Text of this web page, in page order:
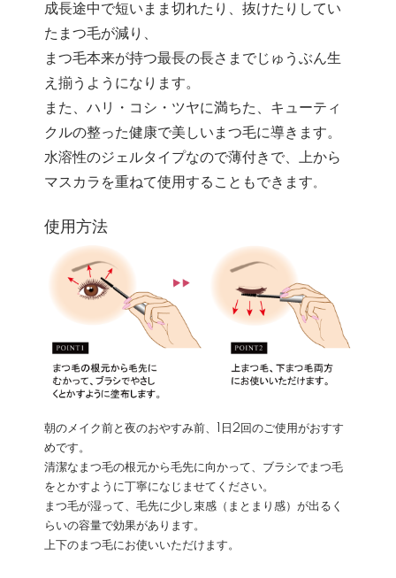
成長途中で短いまま切れたり、抜けたりしてい
たまつ毛が減り、
まつ毛本来が持つ最長の長さまでじゅうぶん生
え揃うようになります。
また、ハリ・コシ・ツヤに満ちた、キューティ
クルの整った健康で美しいまつ毛に導きます。
水溶性のジェルタイプなので薄付きで、上から
マスカラを重ねて使用することもできます。
使用方法
朝のメイク前と夜のおやすみ前、1日2回のご使用がおすす
めです。
清潔なまつ毛の根元から毛先に向かって、ブラシでまつ毛
をとかすように丁寧になじませてください。
まつ毛が湿って、毛先に少し束感（まとまり感）が出るく
らいの容量で効果があります。
上下のまつ毛にお使いいただけます。